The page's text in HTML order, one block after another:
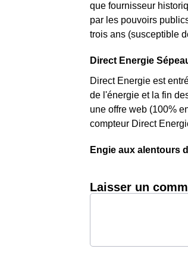
que fournisseur
par les pouvoirs
trois ans (susceptible
Direct Energie
Direct Energie est
de l'énergie et la fin
une offre web (100%
compteur Direct
Engie aux alentours
Laisser un